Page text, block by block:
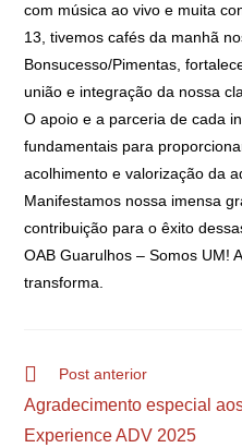
com música ao vivo e muita
13, tivemos cafés da manhã
Bonsucesso/Pimentas,
união e integração da nossa
O apoio e a parceria de cada
fundamentais para
acolhimento e valorização da
Manifestamos nossa imensa
contribuição para o êxito
OAB Guarulhos – Somos UM!
transforma.
Post anterior
Agradecimento especial
Experience ADV 2025